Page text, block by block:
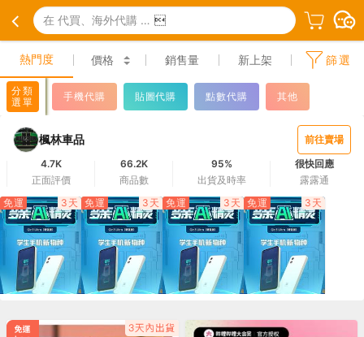
在 代買、海外代購 中搜尋 
熱門度 價格 銷售量 新上架 篩選
分類
選單
手機代購 貼圖代購 點數代購 其他
楓林車品
前往賣場
4.7K
正面評價
66.2K
商品數
95%
出貨及時率
很快回應
露露通
免運
3天 免運 3天 免運 3天 免運 3天